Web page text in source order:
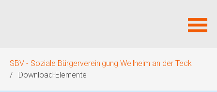
überspringen
SBV - Soziale Bürgervereinigung Weilheim an der Teck
Download-Elemente